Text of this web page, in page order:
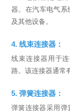
器。在汽车电气系
及其他设备。
4. 线束连接器：
线束连接器用于连接汽车线路，从而连接各电子设备之间的电
路。该连接器通常
5. 弹簧连接器：
弹簧连接器采用弹簧接触方式，能够提供稳定的电信号传输和可